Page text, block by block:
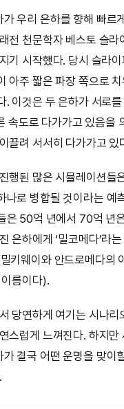
가 우리 은하를 향해 빠르
전 천문학자 베스토 슬라
기 시작했다. 당시 슬라
아주 짧은 파장 쪽으로
. 이것은 두 은하가 서로를
속도로 다가가고 있음을
끌려 서서히 다가가고 있
행된 많은 시뮬레이션들
나로 병합될 것이라는 예
은 50억 년에서 70억 년
은하에게 ‘밀코메다’라
키웨이와 안드로메다의
름이다).
당연하게 여기는 시나리
스럽게 느껴진다. 하지만
가 결국 어떤 운명을 맞이